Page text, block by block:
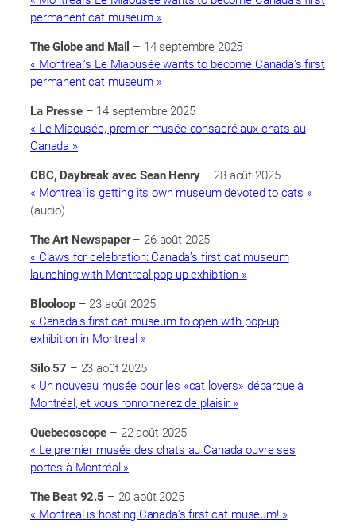
permanent cat museum »
The Globe and Mail – 14 septembre 2025
« Montreal’s Le Miaousée wants to become Canada’s first
permanent cat museum »
La Presse – 14 septembre 2025
« Le Miaousée, premier musée consacré aux chats au
Canada »
CBC, Daybreak avec Sean Henry– 28 août 2025
« Montreal is getting its own museum devoted to cats »
(audio)
The Art Newspaper– 26 août 2025
« Claws for celebration: Canada’s first cat museum
launching with Montreal pop-up exhibition »
Blooloop – 23 août 2025
« Canada’s first cat museum to open with pop-up
exhibition in Montreal »
Silo 57 – 23 août 2025
« Un nouveau musée pour les «cat lovers» débarque à
Montréal, et vous ronronnerez de plaisir »
Quebecoscope – 22 août 2025
« Le premier musée des chats au Canada ouvre ses
portes à Montréal »
The Beat 92.5 – 20 août 2025
« Montreal is hosting Canada’s first cat museum! »